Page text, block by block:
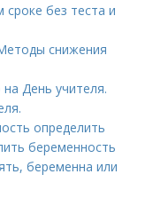
без теста и
снижения
День учителя.
определить
беременность
беременна или